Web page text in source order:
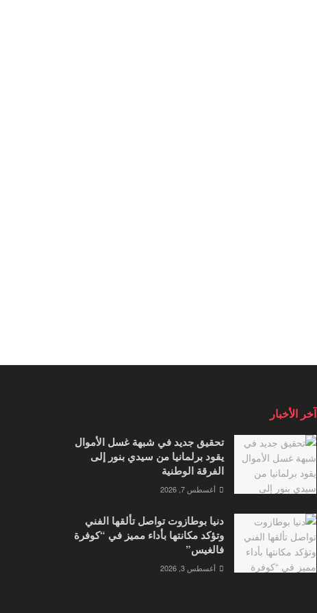
آخر الأخبار
تحقيق جديد في شبهة غسل الأموال
يقود برلمانيا من سيدي بنور إلى
الفرقة الوطنية
أغسطس 7, 2026
دنيا بوطازوت تواصل تألقها الفني
وتؤكد مكانتها بأداء مميز في “كوفرة
فالغيس”
أغسطس 3, 2026